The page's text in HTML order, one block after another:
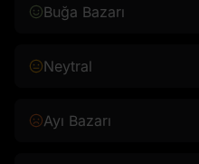
Buğa Bazarı
Neytral
Ayı Bazarı